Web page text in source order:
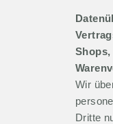
Shops,
Wir
Dritte